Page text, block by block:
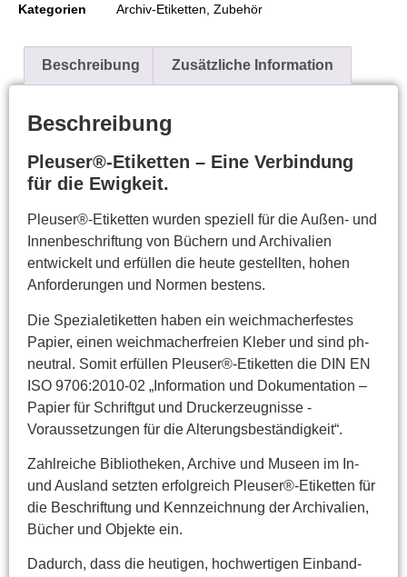
Kategorien
Archiv-Etiketten Zubehör
Beschreibung Zusätzliche Information
Beschreibung
Pleuser®-Etiketten – Eine Verbindung
für die Ewigkeit.
Pleuser®-Etiketten wurden speziell für die Außen- und
Innenbeschriftung von Büchern und Archivalien
entwickelt und erfüllen die heute gestellten, hohen
Anforderungen und Normen bestens.
Die Spezialetiketten haben ein weichmacherfestes
Papier, einen weichmacherfreien Kleber und sind ph-
neutral. Somit erfüllen Pleuser®-Etiketten die DIN EN
ISO 9706:2010-02 „Information und Dokumentation –
Papier für Schriftgut und Druckerzeugnisse -
Voraussetzungen für die Alterungsbeständigkeit“.
Zahlreiche Bibliotheken, Archive und Museen im In-
und Ausland setzten erfolgreich Pleuser®-Etiketten für
die Beschriftung und Kennzeichnung der Archivalien,
Bücher und Objekte ein.
Dadurch, dass die heutigen, hochwertigen Einband-